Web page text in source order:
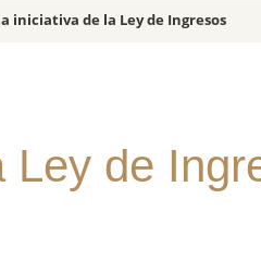
iniciativa de la Ley de Ingresos
Ley de